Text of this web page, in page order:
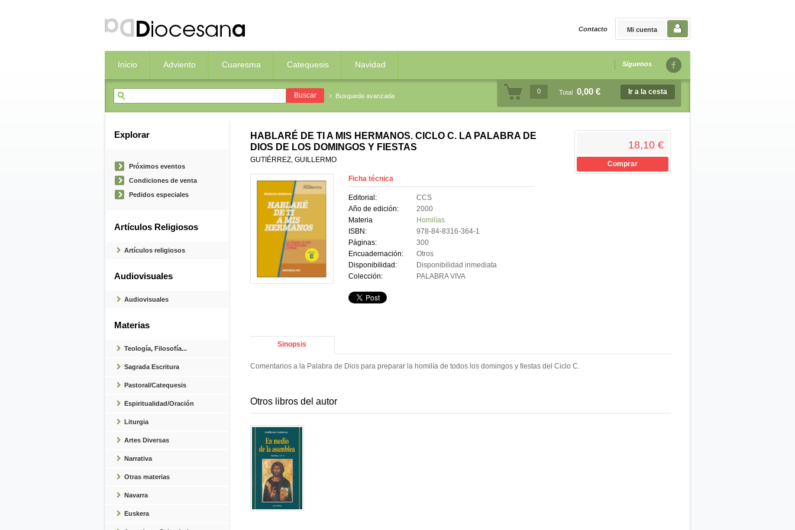
Mi cuenta
Contacto
Inicio Adviento Cuaresma Catequesis Navidad Síguenos
Busqueda avanzada
0 Total 0,00 € Ir a la cesta
Explorar
Próximos eventos
Condiciones de venta
Pedidos especiales
Artículos Religiosos
Artículos religiosos
Audiovisuales
Audiovisuales
Materias
Teología, Filosofía...
Sagrada Escritura
Pastoral/Catequesis
Espiritualidad/Oración
Liturgia
Artes Diversas
Narrativa
Otras materias
Navarra
Euskera
HABLARÉ DE TI A MIS HERMANOS. CICLO C. LA PALABRA DE
DIOS DE LOS DOMINGOS Y FIESTAS
GUTIÉRREZ, GUILLERMO
Ficha técnica
Editorial:
CCS
Año de edición:
2000
Materia
Homilías
ISBN:
978-84-8316-364-1
Páginas:
300
Encuadernación:
Otros
Disponibilidad:
Disponibilidad inmediata
Colección:
PALABRA VIVA
18,10 €
Comprar
Sinopsis
Comentarios a la Palabra de Dios para preparar la homilía de todos los domingos y fiestas del Ciclo C.
Otros libros del autor